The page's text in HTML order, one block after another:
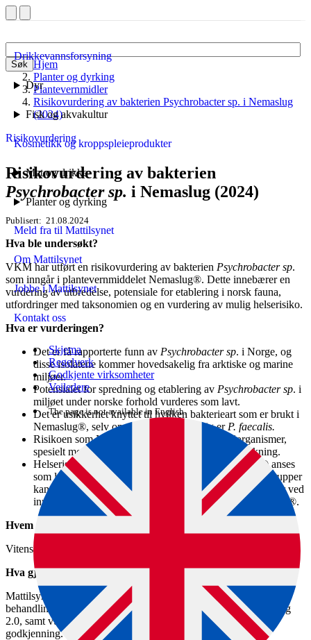
Søk
Drikkevannsforsyning
Dyr
Fisk og akvakultur
Kosmetikk og kroppspleieprodukter
Mat og drikke
Planter og dyrking
Meld fra til Mattilsynet
Om Mattilsynet
Jobbe i Mattilsynet
Kontakt oss
Skjema
Regelverk
Godkjente virksomheter
Veiledere
The page is not available in English.
Hjem
Planter og dyrking
Plantevernmidler
Risikovurdering av bakterien Psychrobacter sp. i Nemaslug
(2024)
Risikovurdering
Risikovurdering av bakterien
Psychrobacter sp. i Nemaslug (2024)
Publisert 21.08.2024
Hva ble undersøkt?
VKM har utført en risikovurdering av bakterien Psychrobacter sp.
som inngår i plantevernmiddelet Nemaslug®. Dette innebærer en
vurdering av utbredelse, potensiale for etablering i norsk fauna,
utfordringer med taksonomien og en vurdering av mulig helserisiko.
Hva er vurderingen?
Det er få rapporterte funn av Psychrobacter sp. i Norge, og
disse isolatene kommer hovedsakelig fra arktiske og marine
miljøer.
Potensialet for spredning og etablering av Psychrobacter sp. i
miljøet under norske forhold vurderes som lavt.
Det er usikkerhet knyttet til hvilken bakterieart som er brukt i
Nemaslug®, selv om det mest sannsynlig er P. faecalis.
Risikoen som Nemaslug® utgjør for ikke- målorganismer,
spesielt mollusker, er usikker og krever videre forskning.
Helserisikoen for mennesker ved bruk av Nemaslug® anses
som lav, men risiko for svært infeksjonsutsatte pasientgrupper
kan ikke utelukkes. Det er ingen bevis for helseproblemer ved
inntak av matvarer som har vært behandlet med Nemaslug®.
Hvem utførte oppdraget?
Vitenskapskomiteen for mat og miljø (VKM).
Hva gjør Mattilsynet videre?
Mattilsynet vil benytte VKM sin risikovurdering i den videre
behandlingen av søknad om godkjenning av produktet Nemaslug
2.0, samt vurdere om produktet Nemaslug® skal beholde sin
godkjenning.